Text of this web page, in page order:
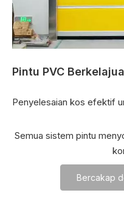
Pintu PVC
Penyelesaian kos efektif
Semua sistem pintu
Bercakap